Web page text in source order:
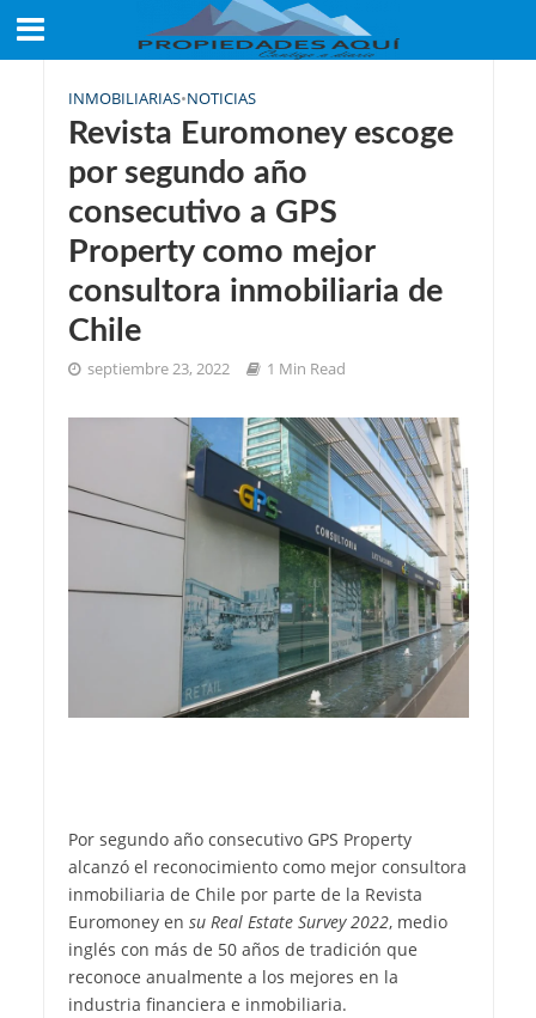
INMOBILIARIAS•NOTICIAS
Revista Euromoney escoge
por segundo año
consecutivo a GPS
Property como mejor
consultora inmobiliaria de
Chile
septiembre 23, 2022 1 Min Read
Por segundo año consecutivo GPS Property
alcanzó el reconocimiento como mejor consultora
inmobiliaria de Chile por parte de la Revista
Euromoney en su Real Estate Survey 2022, medio
inglés con más de 50 años de tradición que
reconoce anualmente a los mejores en la
industria financiera e inmobiliaria.